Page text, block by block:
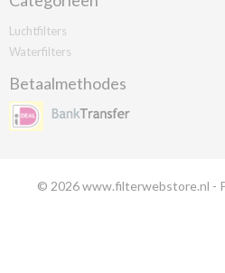
Luchtfilters
Waterfilters
Betaalmethodes
© 2026 www.filterwebstore.nl -